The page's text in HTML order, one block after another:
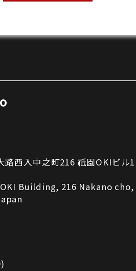
西入中之町216 祇園OKIビル
Building, 216 Nakano